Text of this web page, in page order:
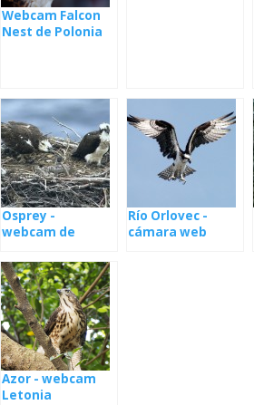
Webcam Falcon
Nest de Polonia
Río Orlovec -
cámara web
Osprey -
webcam de
Azor - webcam
Letonia